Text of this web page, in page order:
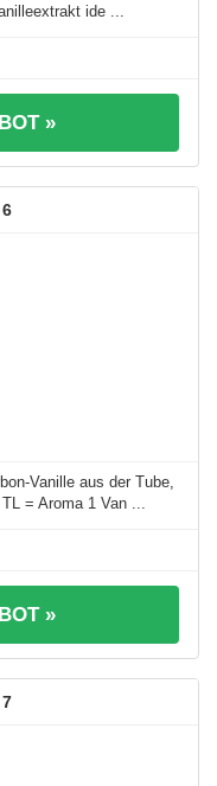
ide ...
»
6
Vanille aus der Tube,
= Aroma 1 Van ...
»
7